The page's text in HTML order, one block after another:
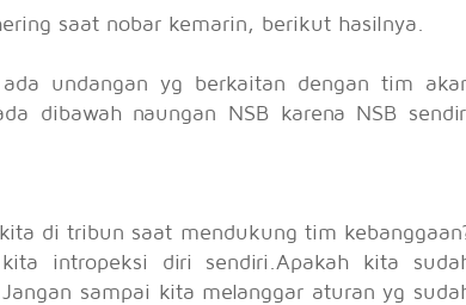
saat nobar kemarin, berikut hasilnya.
undangan yg berkaitan dengan tim
dibawah naungan NSB karena NSB
di tribun saat mendukung tim
intropeksi diri sendiri.Apakah kita
sampai kita melanggar aturan yg